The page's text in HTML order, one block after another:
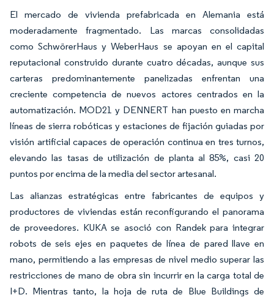
El mercado de vivienda prefabricada en Alemania está
moderadamente fragmentado. Las marcas consolidadas
como SchwörerHaus y WeberHaus se apoyan en el capital
reputacional construido durante cuatro décadas, aunque sus
carteras predominantemente panelizadas enfrentan una
creciente competencia de nuevos actores centrados en la
automatización. MOD21 y DENNERT han puesto en marcha
líneas de sierra robóticas y estaciones de fijación guiadas por
visión artificial capaces de operación continua en tres turnos,
elevando las tasas de utilización de planta al 85%, casi 20
puntos por encima de la media del sector artesanal.
Las alianzas estratégicas entre fabricantes de equipos y
productores de viviendas están reconfigurando el panorama
de proveedores. KUKA se asoció con Randek para integrar
robots de seis ejes en paquetes de línea de pared llave en
mano, permitiendo a las empresas de nivel medio superar las
restricciones de mano de obra sin incurrir en la carga total de
I+D. Mientras tanto, la hoja de ruta de Blue Buildings de